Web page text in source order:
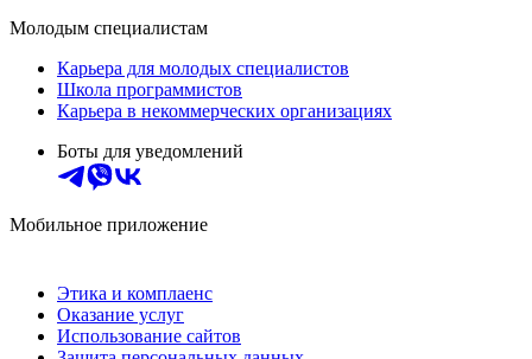
Молодым специалистам
Карьера для молодых специалистов
Школа программистов
Карьера в некоммерческих организациях
Боты для уведомлений
Мобильное приложение
Этика и комплаенс
Оказание услуг
Использование сайтов